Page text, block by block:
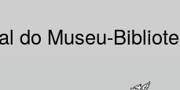
content
do Museu-